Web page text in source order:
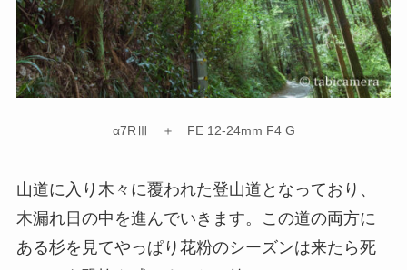
α7RⅢ ＋ FE 12-24mm F4 G
山道に入り木々に覆われた登山道となっており、
木漏れ日の中を進んでいきます。この道の両方に
ある杉を見てやっぱり花粉のシーズンは来たら死